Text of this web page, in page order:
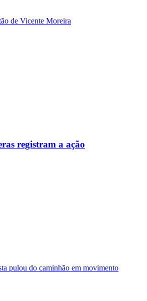
de Vicente Moreira
registram a ação
pulou do caminhão em movimento